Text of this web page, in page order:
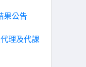
果公告
理及代課